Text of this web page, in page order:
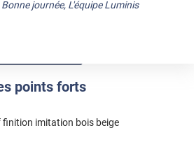
points forts
finition imitation bois beige
journée, L'équipe Luminis